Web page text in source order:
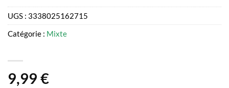
9,99 €
UGS : 3338025162715
Catégorie : Mixte